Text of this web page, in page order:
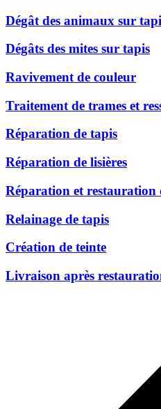
Dégât des animaux sur
Dégâts des mites sur tapis
Ravivement de couleur
Traitement de trames et
Réparation de tapis
Réparation de lisières
Réparation et restauration
Relainage de tapis
Création de teinte
Livraison après